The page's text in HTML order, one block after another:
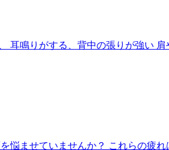
鳴りがする、背中の張りが強い
ませていませんか？ これらの疲